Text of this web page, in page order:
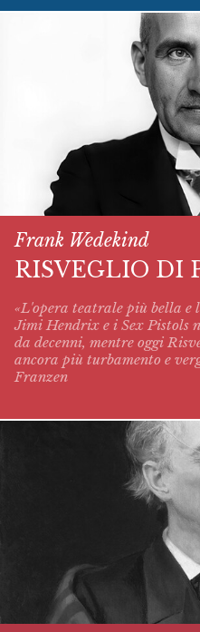
Frank Wedekind
RISVEGLIO DI
«L'opera teatrale più bella e
Jimi Hendrix e i Sex Pistols
da decenni, mentre oggi
ancora più turbamento e
Franzen